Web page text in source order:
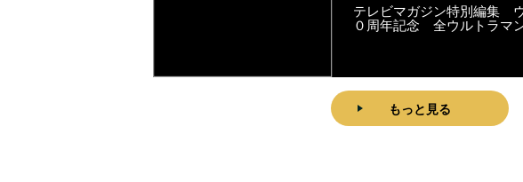
テレビマガジン特別編集
０周年記念 全ウルトラマ
もっと見る